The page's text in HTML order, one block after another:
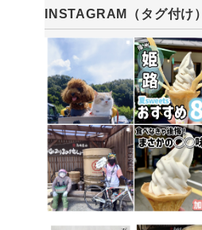
INSTAGRAM（タグ付け）